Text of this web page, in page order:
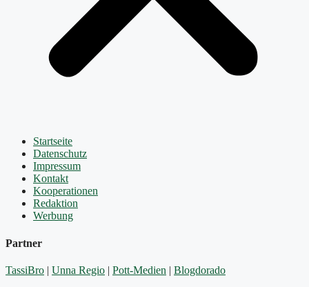
Startseite
Datenschutz
Impressum
Kontakt
Kooperationen
Redaktion
Werbung
Partner
TassiBro | Unna Regio | Pott-Medien | Blogdorado